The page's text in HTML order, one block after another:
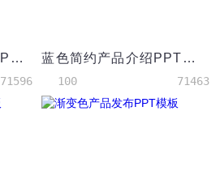
蓝白色简约产品介绍PPT模板
71596
蓝色简约产品介绍PPT模板
100 71463